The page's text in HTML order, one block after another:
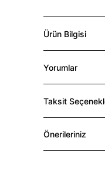
Ürün Bilgisi
Yorumlar
Taksit
Önerileriniz